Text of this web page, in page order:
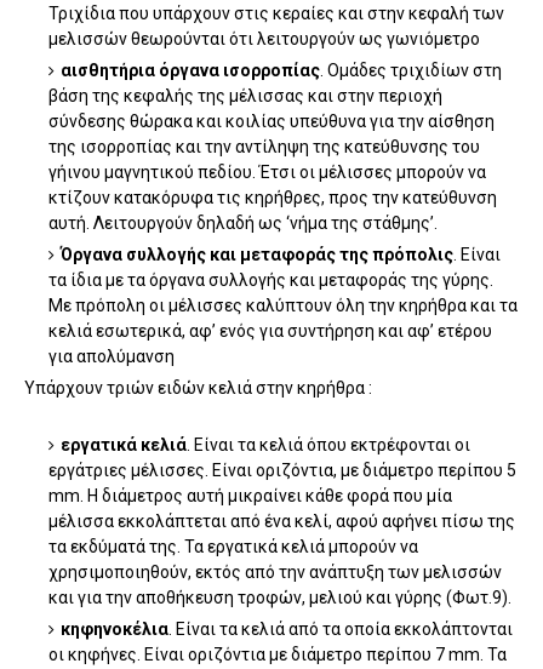
Τριχίδια που υπάρχουν στις κεραίες και στην κεφαλή των
μελισσών θεωρούνται ότι λειτουργούν ως γωνιόμετρο
αισθητήρια όργανα ισορροπίας . Ομάδες τριχιδίων στη
βάση της κεφαλής της μέλισσας και στην περιοχή
σύνδεσης θώρακα και κοιλίας υπεύθυνα για την αίσθηση
της ισορροπίας και την αντίληψη της κατεύθυνσης του
γήινου μαγνητικού πεδίου. Έτσι οι μέλισσες μπορούν να
κτίζουν κατακόρυφα τις κηρήθρες, προς την κατεύθυνση
αυτή. Λειτουργούν δηλαδή ως ‘νήμα της στάθμης’.
Όργανα συλλογής και μεταφοράς της πρόπολις . Είναι
τα ίδια με τα όργανα συλλογής και μεταφοράς της γύρης.
Με πρόπολη οι μέλισσες καλύπτουν όλη την κηρήθρα και τα
κελιά εσωτερικά, αφ’ ενός για συντήρηση και αφ’ ετέρου
για απολύμανση
Υπάρχουν τριών ειδών κελιά στην κηρήθρα :
εργατικά κελιά . Είναι τα κελιά όπου εκτρέφονται οι
εργάτριες μέλισσες. Είναι οριζόντια, με διάμετρο περίπου 5
mm. Η διάμετρος αυτή μικραίνει κάθε φορά που μία
μέλισσα εκκολάπτεται από ένα κελί, αφού αφήνει πίσω της
τα εκδύματά της. Τα εργατικά κελιά μπορούν να
χρησιμοποιηθούν, εκτός από την ανάπτυξη των μελισσών
και για την αποθήκευση τροφών, μελιού και γύρης (Φωτ.9).
κηφηνοκέλια . Είναι τα κελιά από τα οποία εκκολάπτονται
οι κηφήνες. Είναι οριζόντια με διάμετρο περίπου 7 mm. Τα